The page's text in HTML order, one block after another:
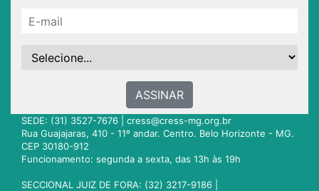
ASSINAR
SEDE: (31) 3527-7676 | cress@cress-mg.org.br
Rua Guajajaras, 410 - 11º andar. Centro. Belo Horizonte - MG.
CEP 30180-912
Funcionamento: segunda a sexta, das 13h às 19h
SECCIONAL JUIZ DE FORA: (32) 3217-9186 |